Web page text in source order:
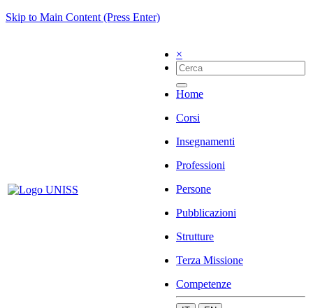
Skip to Main Content (Press Enter)
×
Home
Corsi
Insegnamenti
Professioni
Persone
Pubblicazioni
Strutture
Terza Missione
Competenze